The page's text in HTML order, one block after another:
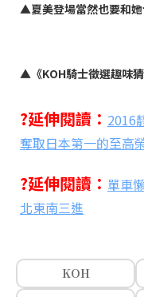
▲夏美登場當然也要和
▲《KOH騎士徵選趣味
?延伸閱讀： 2016
奪取日本第一的至高
?延伸閱讀： 單車
北東南三進
KOH